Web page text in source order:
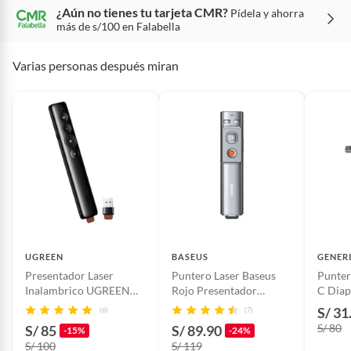
Alimentos, bebidas, fórmulas y leches para bebés.
Productos hechos a medida.
Plantas.
Baterías de auto.
Motocicletas y bicicletas motorizadas.
Licores y cigarros electrónicos.
Año de lanzamiento -
Detalle de la garantía 30 días por defecto de fábrica
Condicion del
producto
Puntero Láser
Compatible con Apple,Windows
Material ABS
¿Aún no tienes tu tarjeta CMR? Pídela y ahorra
más de s/100 en Falabella
Varias personas después miran
UGREEN
Presentador Laser
Inalambrico UGREEN
50654 2.4GHz HASTA
(6)
S/ 85 -15%
S/ 100
BASEUS
Puntero Laser Baseus
Rojo Presentador
Diapositiva Usb TipoC
(7)
S/ 89.90 -24%
S/ 119
C
S/
S/ 80